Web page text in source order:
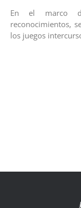
En el marco
reconocimientos,
los juegos